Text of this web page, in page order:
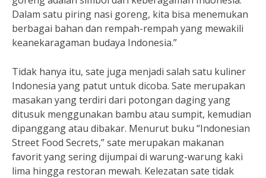
Dalam satu piring nasi goreng, kita bisa menemukan
berbagai bahan dan rempah-rempah yang mewakili
keanekaragaman budaya Indonesia.”
Tidak hanya itu, sate juga menjadi salah satu kuliner
Indonesia yang patut untuk dicoba. Sate merupakan
masakan yang terdiri dari potongan daging yang
ditusuk menggunakan bambu atau sumpit, kemudian
dipanggang atau dibakar. Menurut buku “Indonesian
Street Food Secrets,” sate merupakan makanan
favorit yang sering dijumpai di warung-warung kaki
lima hingga restoran mewah. Kelezatan sate tidak